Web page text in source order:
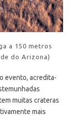
a 150 metros
do Arizona)
evento, acredita-
muitas crateras
mais